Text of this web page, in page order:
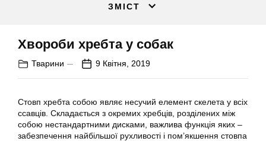
ЗМІСТ
Хвороби хребта у собак
Тварини 9 Квітня, 2019
Стовп хребта собою являє несучий елемент скелета у всіх
ссавців. Складається з окремих хребців, розділених між
собою нестандартними дисками, важлива функція яких –
забезпечення найбільшої рухливості і пом’якшення стовпа